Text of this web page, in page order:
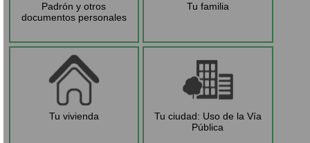
Padrón y otros
documentos personales
Tu familia
Tu vivienda
Tu ciudad: Uso de la Vía
Pública